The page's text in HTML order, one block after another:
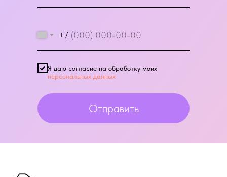
+7
Я даю согласие на обработку моих
персональных данных
Отправить